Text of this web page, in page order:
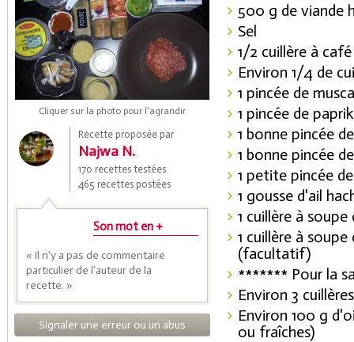
Cliquer sur la photo pour l'agrandir
Recette proposée par
Najwa N.
170 recettes testées
465 recettes postées
Son mot en +
« Il n'y a pas de commentaire
particulier de l'auteur de la
recette. »
Signaler une erreur ou un abus
500 g de viande
Sel
1/2 cuillère à
Environ 1/4 de
1 pincée de
1 pincée de
1 bonne pincée
1 bonne pincée
1 petite pincée
1 gousse d'ail
1 cuillère à
1 cuillère à
(facultatif)
******* Pour la
Environ 3
Environ 100 g
ou fraîches)
Coupons de réduction
Saveurs de l'Année